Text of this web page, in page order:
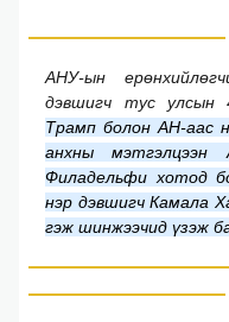
АНУ-ын
дэвшигч тус улсын
Трамп болон АН-аас
анxны мэтгэлцээн
Филадельфи xотод
нэр дэвшигч Камала
гэж шинжээчид үзэж